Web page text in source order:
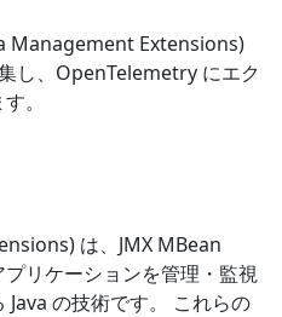
Management Extensions)
し、OpenTelemetry にエク
。
は、JMX MBean
リケーションを管理・監視
の技術です。 これらの